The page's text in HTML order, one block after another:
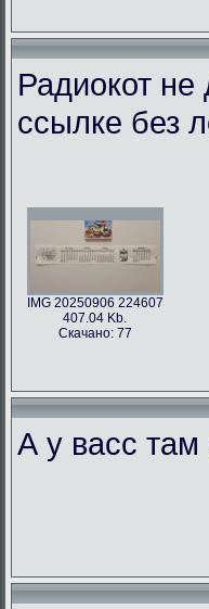
Радиокот
ссылке без
IMG 20250906 224607
407.04 Kb.
Скачано: 77
А у васс там